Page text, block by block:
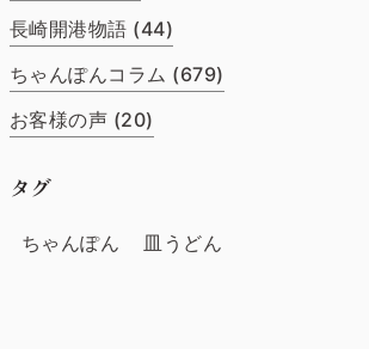
長崎開港物語 (44)
ちゃんぽんコラム (679)
お客様の声 (20)
タグ
ちゃんぽん 皿うどん